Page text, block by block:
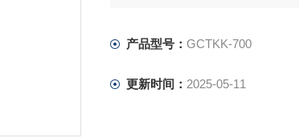
产品型号： GCTKK-700
更新时间： 2025-05-11